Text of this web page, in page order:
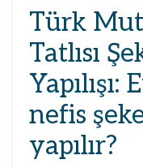
Türk
Tatlısı
nefis
yapılır?